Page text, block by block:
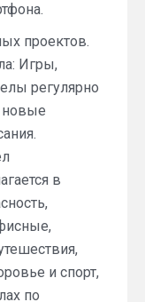
проектов.
Игры,
регулярно
новые
в
и спорт,
по